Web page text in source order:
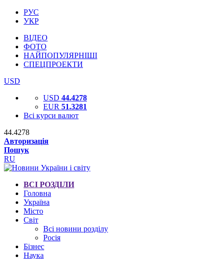
РУС
УКР
ВІДЕО
ФОТО
НАЙПОПУЛЯРНІШІ
СПЕЦПРОЕКТИ
USD
USD 44.4278
EUR 51.3281
Всі курси валют
44.4278
Авторизація
Пошук
RU
ВСІ РОЗДІЛИ
Головна
Україна
Місто
Світ
Всі новини розділу
Росія
Бізнес
Наука